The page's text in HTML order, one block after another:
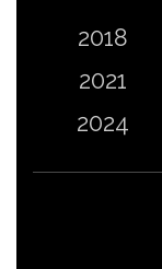
2018
2021
2024